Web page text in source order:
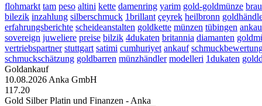
flohmarkt tam peso altini kette damenring yarim gold-goldmünze
bilezik inzahlung silberschmuck 1brillant çeyrek heilbronn
erfahrungsberichte scheideanstalten goldkette münzen tübingen
sovereign juweliere preise bilzik 4dukaten britannia diamanten
vertriebspartner stuttgart satimi cumhuriyet ankauf
schmuckschätzung goldbarren münzhändler modelleri 1dukaten
Goldankauf
10.08.2026 Anka GmbH
117.20
Gold Silber Platin und Finanzen - Anka